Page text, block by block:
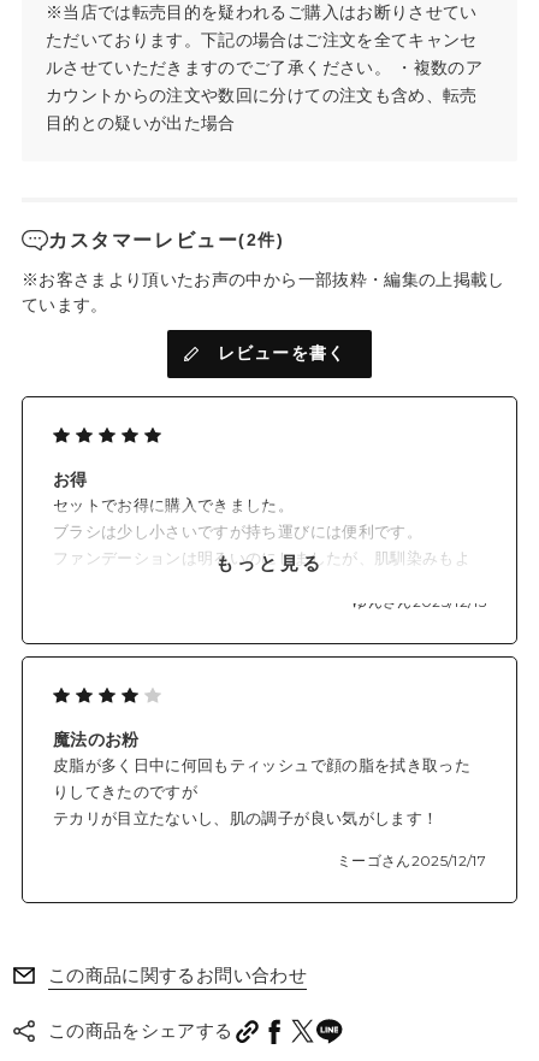
お試し用サイズの0.8gです。
※詰め替え対応容器ではございません
SPF17/PA++ ミネラル100% 石けんでオフ 低刺激処方*1
2.デビューブラシ
単品合計価格 3,020円(税込) のところ
約23%OFF2,300円(税込)
レルギーテスト済み（ただしすべての方に肌トラブルが起きないわけではありません）
※当店では転売目的を疑われるご購入はお断りさせてい
ただいております。下記の場合はご注文を全てキャンセ
ルさせていただきますのでご了承ください。 ・複数のア
カウントからの注文や数回に分けての注文も含め、転売
目的との疑いが出た場合
カスタマーレビュー(2件)
※お客さまより頂いたお声の中から一部抜粋・編集の上掲載し
ています。
レビューを書く
お得
セットでお得に購入できました。
ブラシは少し小さいですが持ち運びには便利です。
ファンデーションは明るいのにしましたが、肌馴染みもよ
もっと見る
ゆんさん 2025/12/15
魔法のお粉
皮脂が多く日中に何回もティッシュで顔の脂を拭き取った
りしてきたのですが
テカリが目立たないし、肌の調子が良い気がします！
ミーゴさん2025/12/17
この商品に関するお問い合わせ
この商品をシェアする